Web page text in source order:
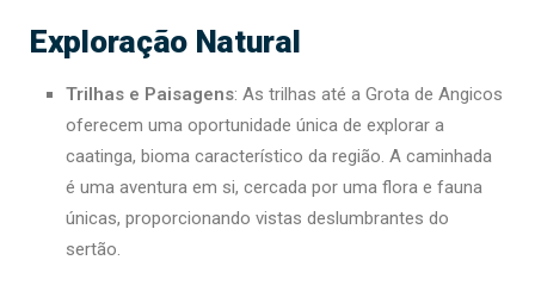
Exploração Natural
Trilhas e Paisagens: As trilhas até a Grota de Angicos
oferecem uma oportunidade única de explorar a
caatinga, bioma característico da região. A caminhada
é uma aventura em si, cercada por uma flora e fauna
únicas, proporcionando vistas deslumbrantes do
sertão.